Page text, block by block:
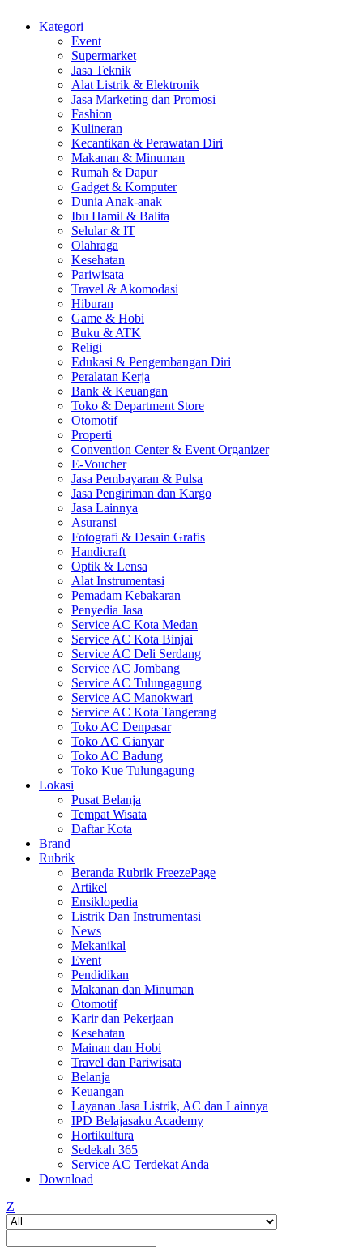
Kategori
Event
Supermarket
Jasa Teknik
Alat Listrik & Elektronik
Jasa Marketing dan Promosi
Fashion
Kulineran
Kecantikan & Perawatan Diri
Makanan & Minuman
Rumah & Dapur
Gadget & Komputer
Dunia Anak-anak
Ibu Hamil & Balita
Selular & IT
Olahraga
Kesehatan
Pariwisata
Travel & Akomodasi
Hiburan
Game & Hobi
Buku & ATK
Religi
Edukasi & Pengembangan Diri
Peralatan Kerja
Bank & Keuangan
Toko & Department Store
Otomotif
Properti
Convention Center & Event Organizer
E-Voucher
Jasa Pembayaran & Pulsa
Jasa Pengiriman dan Kargo
Jasa Lainnya
Asuransi
Fotografi & Desain Grafis
Handicraft
Optik & Lensa
Alat Instrumentasi
Pemadam Kebakaran
Penyedia Jasa
Service AC Kota Medan
Service AC Kota Binjai
Service AC Deli Serdang
Service AC Jombang
Service AC Tulungagung
Service AC Manokwari
Service AC Kota Tangerang
Toko AC Denpasar
Toko AC Gianyar
Toko AC Badung
Toko Kue Tulungagung
Lokasi
Pusat Belanja
Tempat Wisata
Daftar Kota
Brand
Rubrik
Beranda Rubrik FreezePage
Artikel
Ensiklopedia
Listrik Dan Instrumentasi
News
Mekanikal
Event
Pendidikan
Makanan dan Minuman
Otomotif
Karir dan Pekerjaan
Kesehatan
Mainan dan Hobi
Travel dan Pariwisata
Belanja
Keuangan
Layanan Jasa Listrik, AC dan Lainnya
IPD Belajasaku Academy
Hortikultura
Sedekah 365
Service AC Terdekat Anda
Download
Z